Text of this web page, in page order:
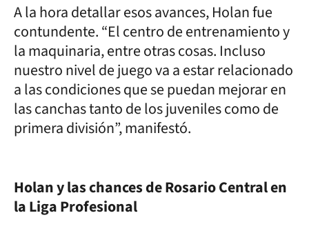
A la hora detallar esos avances, Holan fue
contundente. “El centro de entrenamiento y
la maquinaria, entre otras cosas. Incluso
nuestro nivel de juego va a estar relacionado
a las condiciones que se puedan mejorar en
las canchas tanto de los juveniles como de
primera división”, manifestó.
Holan y las chances de Rosario Central en
la Liga Profesional